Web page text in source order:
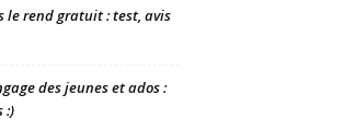
le rend gratuit : test, avis
des jeunes et ados :
:)